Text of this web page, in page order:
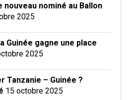
nouveau nominé au Ballon
2025
Guinée gagne une place
2025
Tanzanie – Guinée ?
15 octobre 2025